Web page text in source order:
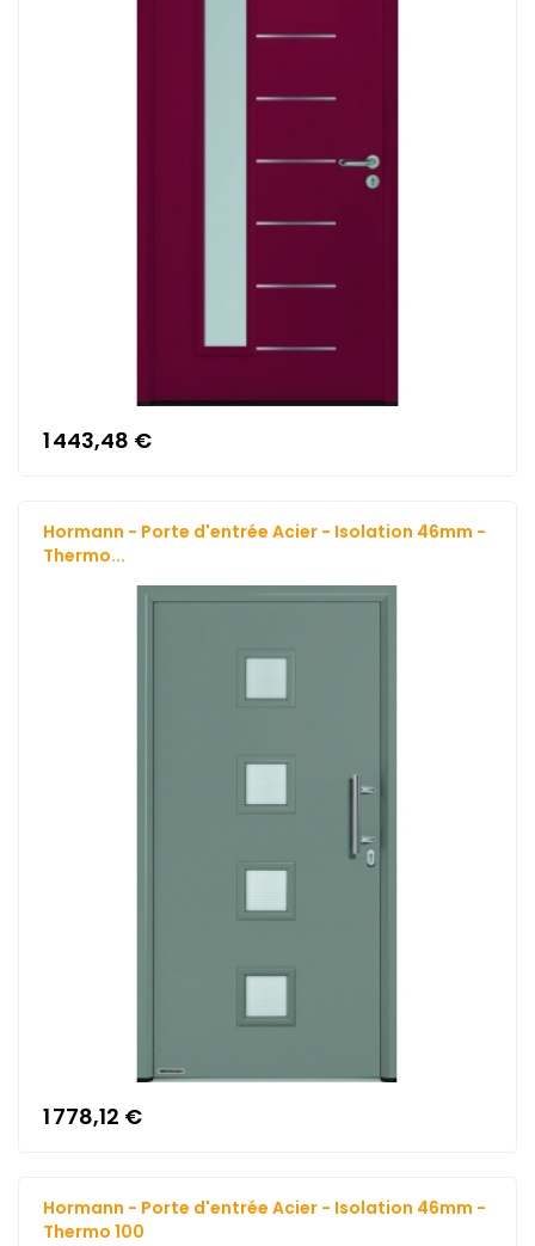
1 443,48 €
Hormann - Porte d'entrée Acier - Isolation 46mm -
Thermo...
1 778,12 €
Hormann - Porte d'entrée Acier - Isolation 46mm -
Thermo 100